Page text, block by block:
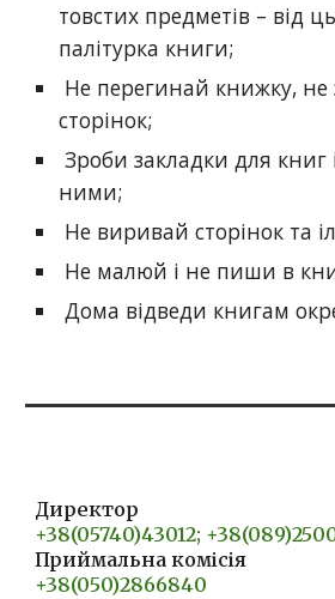
товстих предметів – від
палітурка книги;
Не перегинай книжку, не
сторінок;
Зроби закладки для книг
ними;
Не виривай сторінок та
Не малюй і не пиши в
Дома відведи книгам
Директор
+38(05740)43012;
Приймальна комісія
+38(050)2866840